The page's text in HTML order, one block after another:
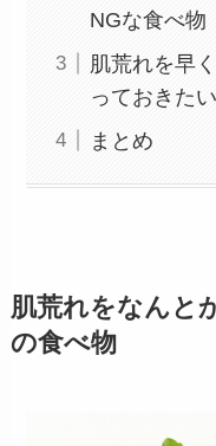
NGな食べ物
肌荒れを早
っておきた
まとめ
肌荒れをなんと
の食べ物